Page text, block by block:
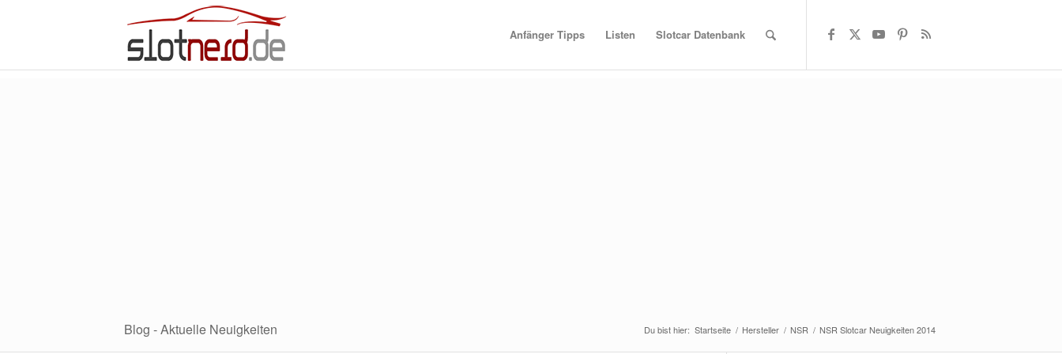
Anfänger Tipps Listen Slotcar Datenbank
Blog - Aktuelle Neuigkeiten Du bist hier: Startseite / Hersteller / NSR / NSR Slotcar Neuigkeiten 2014